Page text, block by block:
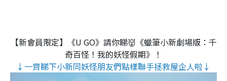
【新會員限定】《U GO》請你睇👹《蠟筆小新劇場版：千
奇百怪！我的妖怪假期》！
↓一齊睇下小新同妖怪朋友們點樣聯手拯救屋企人啦↓